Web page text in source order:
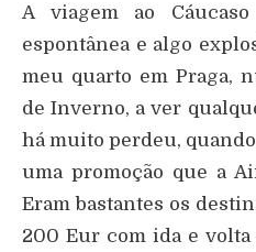
A viagem ao
espontânea e algo
meu quarto em Praga,
de Inverno, a ver
há muito perdeu,
uma promoção que a
Eram bastantes os
200 Eur com ida e